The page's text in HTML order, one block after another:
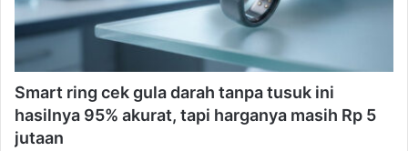
Smart ring cek gula darah tanpa tusuk ini
hasilnya 95% akurat, tapi harganya masih Rp 5
jutaan